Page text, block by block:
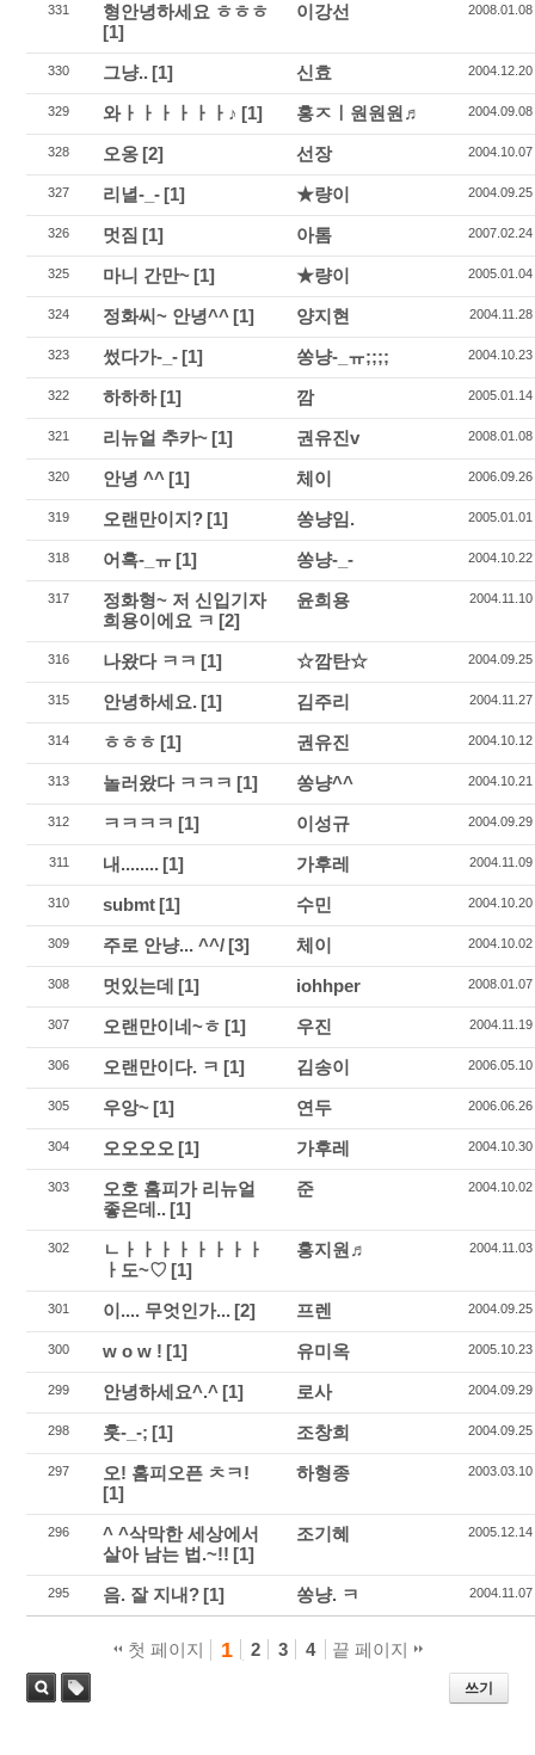
331
형안녕하세요 ㅎㅎㅎ
[1]
이강선 2008.01.08
330 그냥.. [1] 신효 2004.12.20
329 와ㅏㅏㅏㅏㅏㅏ♪ [1] 홍ㅈㅣ원원원♬ 2004.09.08
328 오옹 [2] 선장 2004.10.07
327 리녈-_- [1] ★량이 2004.09.25
326 멋짐 [1] 아톰 2007.02.24
325 마니 간만~ [1] ★량이 2005.01.04
324 정화씨~ 안녕^^ [1] 양지현 2004.11.28
323 썼다가-_- [1] 쏭냥-_ㅠ;;;; 2004.10.23
322 하하하[1] 깜 2005.01.14
321 리뉴얼 추카~ [1] 권유진v 2008.01.08
320 안녕 ^^ [1] 체이 2006.09.26
319 오랜만이지? [1] 쏭냥임. 2005.01.01
318 어흑-_ㅠ [1] 쏭냥-_- 2004.10.22
317
정화형~ 저 신입기자
희용이에요 ㅋ [2]
윤희용 2004.11.10
316 나왔다 ㅋㅋ [1] ☆깜탄☆ 2004.09.25
315 안녕하세요. [1] 김주리 2004.11.27
314 ㅎㅎㅎ [1] 권유진 2004.10.12
313 놀러왔다 ㅋㅋㅋ [1] 쏭냥^^ 2004.10.21
312 ㅋㅋㅋㅋ [1] 이성규 2004.09.29
311 내........ [1] 가후레 2004.11.09
310 submt [1] 수민 2004.10.20
309 주로 안냥... ^^/ [3] 체이 2004.10.02
308 멋있는데 [1] iohhper 2008.01.07
307 오랜만이네~ㅎ [1] 우진 2004.11.19
306 오랜만이다. ㅋ [1] 김송이 2006.05.10
305 우앙~ [1] 연두 2006.06.26
304 오오오오 [1] 가후레 2004.10.30
303
오호 홈피가 리뉴얼
좋은데.. [1]
준 2004.10.02
302
ㄴㅏㅏㅏㅏㅏㅏㅏㅏ
ㅏ도~♡ [1]
홍지원♬ 2004.11.03
301 이.... 무엇인가... [2] 프렌 2004.09.25
300 w o w ! [1] 유미옥 2005.10.23
299 안녕하세요^.^ [1] 로사 2004.09.29
298 훗-_-; [1] 조창희 2004.09.25
297
오! 홈피오픈 ㅊㅋ!
[1]
하형종 2003.03.10
296
^ ^삭막한 세상에서
살아 남는 법.~!! [1]
조기혜 2005.12.14
295 음. 잘 지내? [1] 쏭냥. ㅋ 2004.11.07
첫 페이지 1 2 3 4 끝 페이지
쓰기